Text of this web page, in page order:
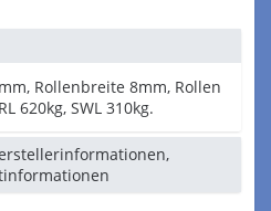
Rollenbreite 8mm, Rollen
620kg, SWL 310kg.